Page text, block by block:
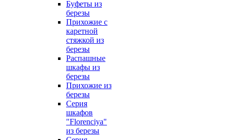
Буфеты из
березы
Прихожие с
каретной
стяжкой из
березы
Распашные
шкафы из
березы
Прихожие из
березы
Серия
шкафов
"Florenciya"
из березы